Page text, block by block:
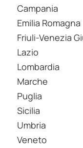
Campania
Emilia Romagna
Friuli-Venezia
Lazio
Lombardia
Marche
Puglia
Sicilia
Umbria
Veneto